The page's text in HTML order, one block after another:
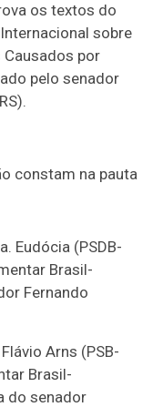
os textos do
sobre
Causados por
pelo senador
constam na pauta
Eudócia (PSDB-
Brasil-
Fernando
Arns (PSB-
Brasil-
do senador